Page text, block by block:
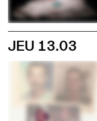
JEU 13.03